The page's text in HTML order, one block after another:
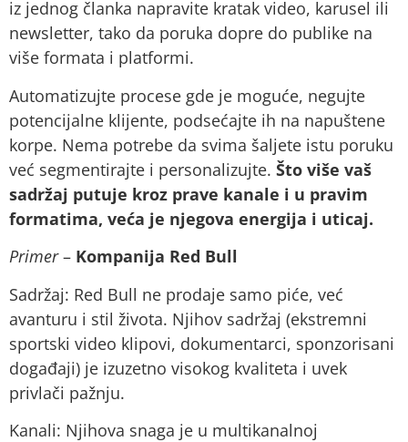
iz jednog članka napravite kratak video, karusel ili
newsletter, tako da poruka dopre do publike na
više formata i platformi.
Automatizujte procese gde je moguće, negujte
potencijalne klijente, podsećajte ih na napuštene
korpe. Nema potrebe da svima šaljete istu poruku
već segmentirajte i personalizujte. Što više vaš
sadržaj putuje kroz prave kanale i u pravim
formatima, veća je njegova energija i uticaj.
Primer– Kompanija Red Bull
Sadržaj: Red Bull ne prodaje samo piće, već
avanturu i stil života. Njihov sadržaj (ekstremni
sportski video klipovi, dokumentarci, sponzorisani
događaji) je izuzetno visokog kvaliteta i uvek
privlači pažnju.
Kanali: Njihova snaga je u multikanalnoj